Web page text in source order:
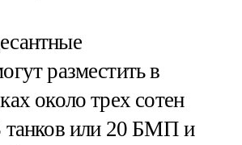
разместить в
около трех сотен
танков или 20 БМП и